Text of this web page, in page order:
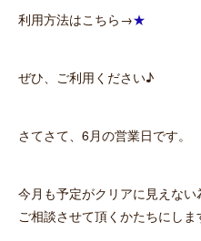
利用方法はこちら→★
ぜひ、ご利用ください♪
さてさて、6月の営業日です。
今月も予定がクリアに見えない
ご相談させて頂くかたちにしま